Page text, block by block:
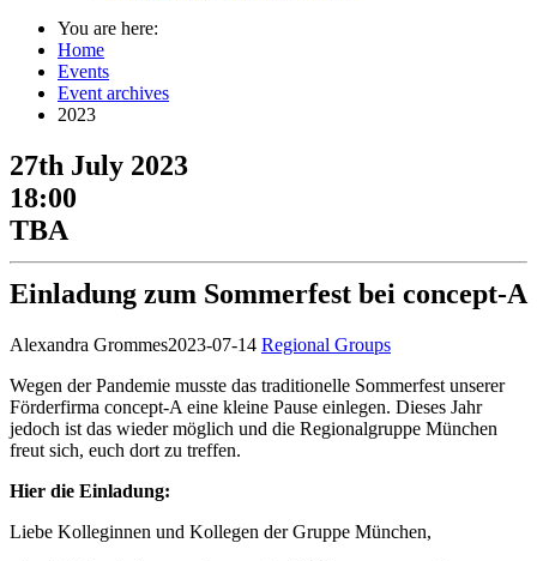
You are here:
Home
Events
Event archives
2023
27th July 2023
18:00
TBA
Einladung zum Sommerfest bei concept-A
Alexandra Grommes2023-07-14 Regional Groups
Wegen der Pandemie musste das traditionelle Sommerfest unserer
Förderfirma concept-A eine kleine Pause einlegen. Dieses Jahr
jedoch ist das wieder möglich und die Regionalgruppe München
freut sich, euch dort zu treffen.
Hier die Einladung:
Liebe Kolleginnen und Kollegen der Gruppe München,